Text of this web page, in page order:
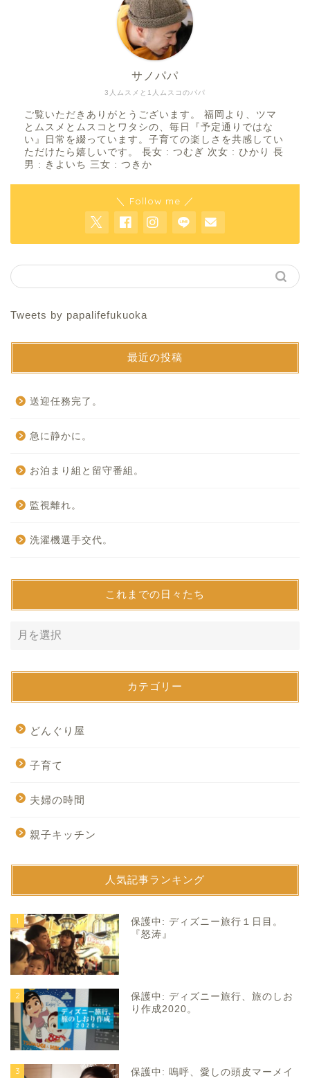
3人ムスメと1人ムスコのパパ
サノパパ
ご覧いただきありがとうございます。 福岡より、ツマ
とムスメとムスコとワタシの、毎日『予定通りではな
い』日常を綴っています。子育ての楽しさを共感してい
ただけたら嬉しいです。 長女 : つむぎ 次女 : ひかり 長
男 : きよいち 三女 : つきか
＼ Follow me ／
Tweets by papalifefukuoka
最近の投稿
送迎任務完了。
急に静かに。
お泊まり組と留守番組。
監視離れ。
洗濯機選手交代。
これまでの日々たち
カテゴリー
どんぐり屋
子育て
夫婦の時間
親子キッチン
人気記事ランキング
1
保護中: ディズニー旅行１日目。
『怒涛』
2
保護中: ディズニー旅行、旅のしお
り作成2020。
3
保護中: 嗚呼、愛しの頭皮マーメイ